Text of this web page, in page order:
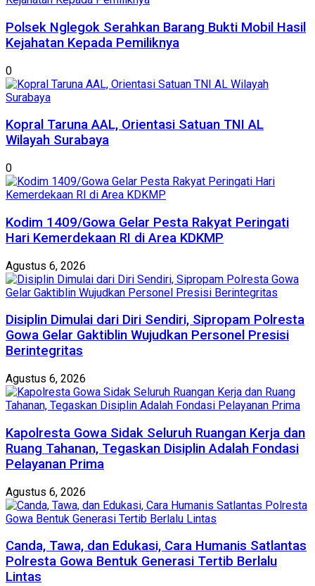
Polsek Nglegok Serahkan Barang Bukti Mobil Hasil
Kejahatan Kepada Pemiliknya
0
Kopral Taruna AAL, Orientasi Satuan TNI AL
Wilayah Surabaya
0
Kodim 1409/Gowa Gelar Pesta Rakyat Peringati
Hari Kemerdekaan RI di Area KDKMP
Agustus 6, 2026
Disiplin Dimulai dari Diri Sendiri, Sipropam Polresta
Gowa Gelar Gaktiblin Wujudkan Personel Presisi
Berintegritas
Agustus 6, 2026
Kapolresta Gowa Sidak Seluruh Ruangan Kerja dan
Ruang Tahanan, Tegaskan Disiplin Adalah Fondasi
Pelayanan Prima
Agustus 6, 2026
Canda, Tawa, dan Edukasi, Cara Humanis Satlantas
Polresta Gowa Bentuk Generasi Tertib Berlalu
Lintas